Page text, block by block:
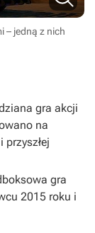
– jedną z nich
gra akcji
na
gra
2015 roku i